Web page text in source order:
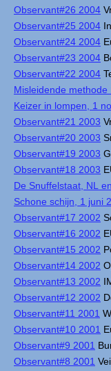
Observant#26 2004
Observant#25 2004
Observant#24 2004
Observant#23 2004
Observant#22 2004
Misleidende
Keizer in lompen, 1
Observant#21 2003
Observant#20 2003
Observant#19 2003
Observant#18 2003
De Snuffelstaat, NL
Schone schijn, 1 juni
Observant#17 2002
Observant#16 2002
Observant#15 2002
Observant#14 2002
Observant#13 2002
Observant#12 2002
Observant#11 2001
Observant#10 2001
Observant#9 2001
Observant#8 2001